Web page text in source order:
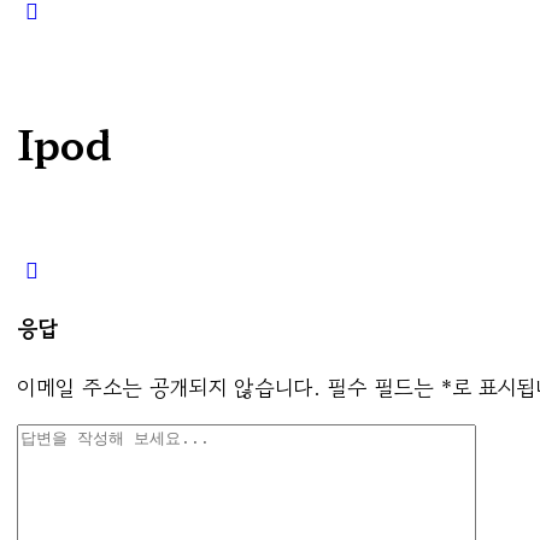
Ipod
응답
이메일 주소는 공개되지 않습니다. 필수 필드는 *로 표시